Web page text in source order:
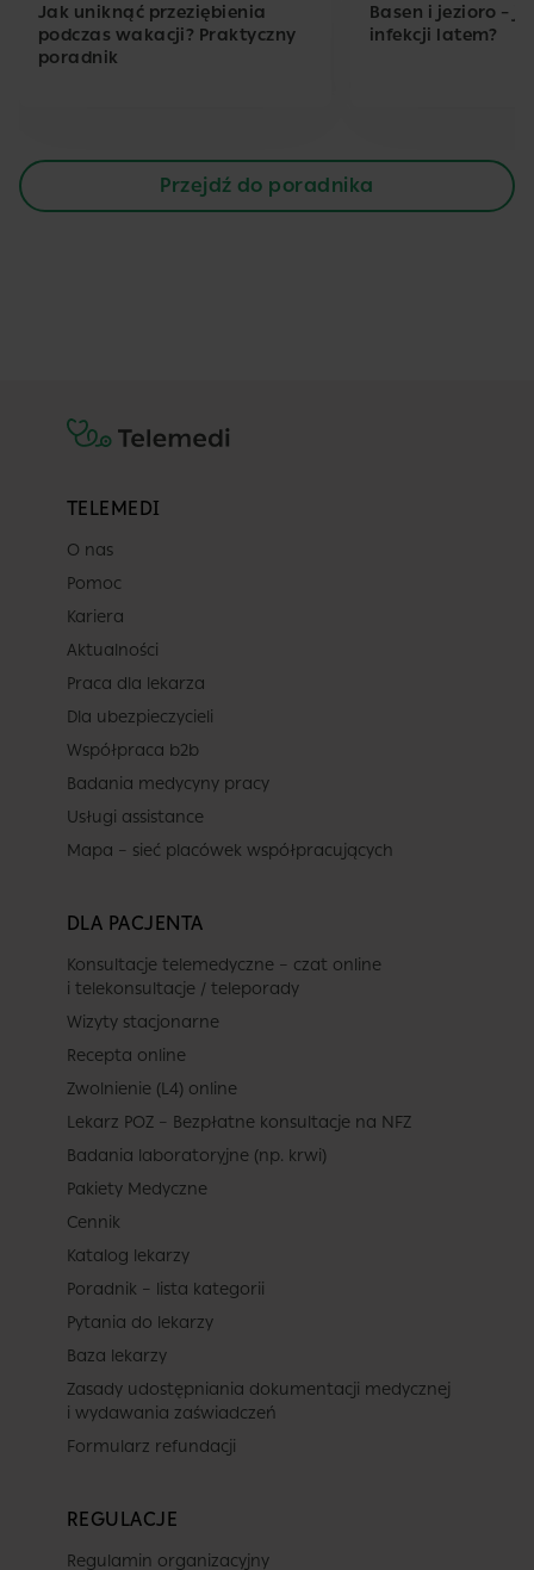
Jak uniknąć przeziębienia
podczas wakacji? Praktyczny
poradnik
Basen i jezioro –
infekcji latem?
Przejdź do poradnika
TELEMEDI
O nas
Pomoc
Kariera
Aktualności
Praca dla lekarza
Dla ubezpieczycieli
Współpraca b2b
Badania medycyny pracy
Usługi assistance
Mapa – sieć placówek współpracujących
DLA PACJENTA
Konsultacje telemedyczne – czat online
i telekonsultacje / teleporady
Wizyty stacjonarne
Recepta online
Zwolnienie (L4) online
Lekarz POZ – Bezpłatne konsultacje na NFZ
Badania laboratoryjne (np. krwi)
Pakiety Medyczne
Cennik
Katalog lekarzy
Poradnik – lista kategorii
Pytania do lekarzy
Baza lekarzy
Zasady udostępniania dokumentacji medycznej
i wydawania zaświadczeń
Formularz refundacji
REGULACJE
Regulamin organizacyjny